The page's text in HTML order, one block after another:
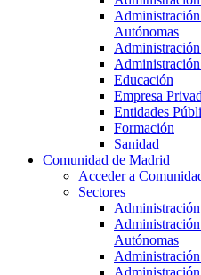
Autónomas
Educación
Empresa
Entidades
Formación
Sanidad
Comunidad de Madrid
Acceder a
Sectores
Autónomas